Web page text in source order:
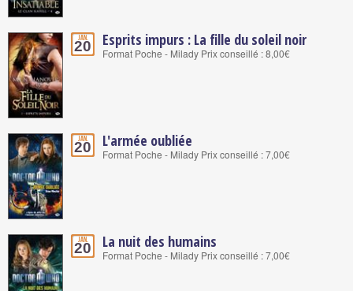
Jan.
20 Esprits impurs : La fille du soleil noir
Format Poche - Milady Prix conseillé : 8,00€
Jan.
20 L'armée oubliée
Format Poche - Milady Prix conseillé : 7,00€
Jan.
20 La nuit des humains
Format Poche - Milady Prix conseillé : 7,00€